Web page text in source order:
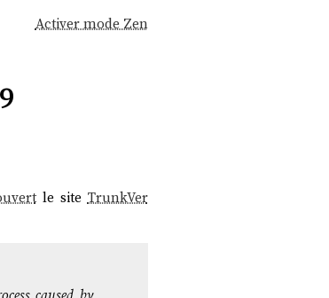
Activer mode Zen
le site TrunkVer